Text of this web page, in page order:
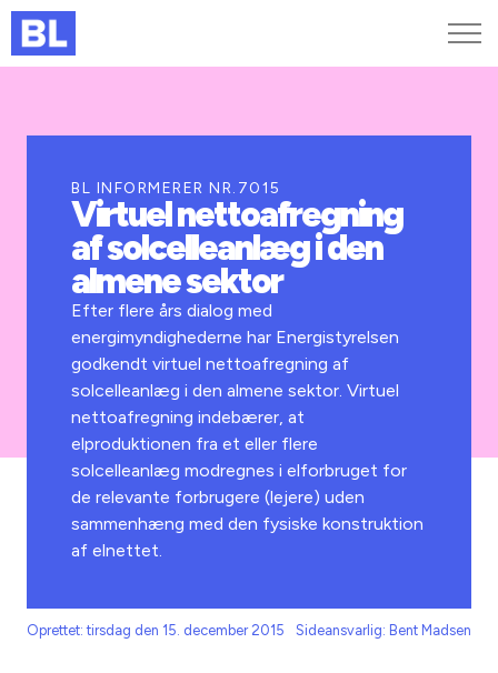
Kurser og arrangementer
Jobportalen
BL INFORMERER NR.7015
Virtuel nettoafregning
af solcelleanlæg i den
almene sektor
Efter flere års dialog med
energimyndighederne har Energistyrelsen
godkendt virtuel nettoafregning af
solcelleanlæg i den almene sektor. Virtuel
nettoafregning indebærer, at
elproduktionen fra et eller flere
solcelleanlæg modregnes i elforbruget for
de relevante forbrugere (lejere) uden
sammenhæng med den fysiske konstruktion
af elnettet.
Oprettet: tirsdag den 15. december 2015 Sideansvarlig: Bent Madsen